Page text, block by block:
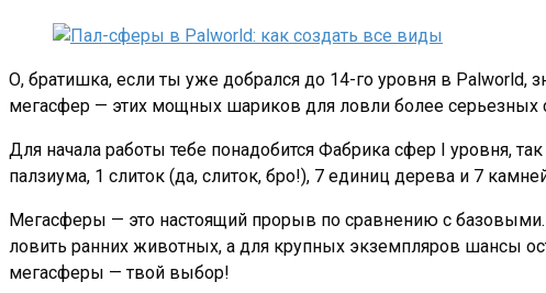
О, братишка, если ты уже добрался до 14-го уровня в
мегасфер — этих мощных шариков для ловли более серьезных
Для начала работы тебе понадобится Фабрика сфер I уровня,
палзиума, 1 слиток (да, слиток, бро!), 7 единиц дерева и 7
Мегасферы — это настоящий прорыв по сравнению с
ловить ранних животных, а для крупных экземпляров шансы
мегасферы — твой выбор!